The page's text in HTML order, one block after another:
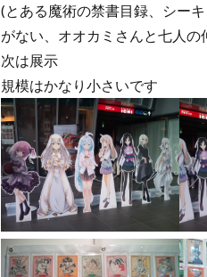
(とある魔術の禁書目録、シー
がない、オオカミさんと七人の
次は展示
規模はかなり小さいです